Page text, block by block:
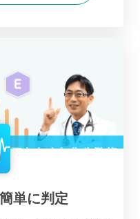
単に判定